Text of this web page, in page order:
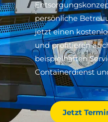
persönliche
jetzt einen
und profitieren
beispielhaften
Containerdienst
Jetzt